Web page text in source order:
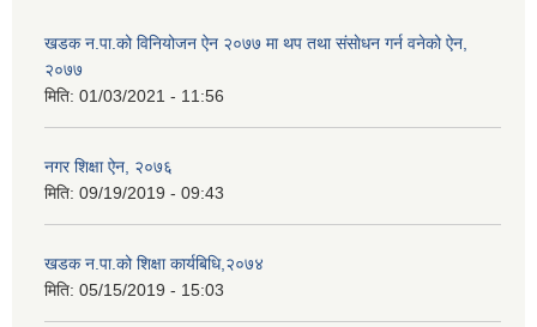
खडक न‍.पा.को विनियोजन ऐन २०७७ मा थप तथा संसाेधन गर्न वनेको ऐन,
२०७७
मिति: 01/03/2021 - 11:56
नगर शिक्षा ऐन, २०७६
मिति: 09/19/2019 - 09:43
खडक न.पा.को शिक्षा कार्यबिधि,२०७४
मिति: 05/15/2019 - 15:03